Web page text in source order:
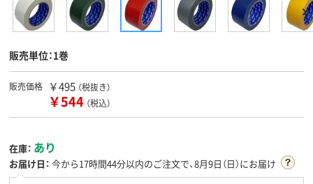
販売単位：1巻
販売価格 ￥495 （税抜き）
￥544 （税込）
在庫： あり
お届け日： 今から17時間44分以内のご注文で、8月9日（日）にお届け